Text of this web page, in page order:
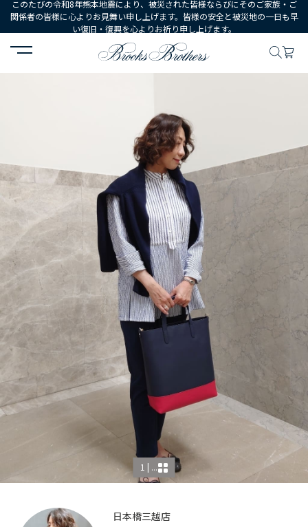
このたびの令和8年熊本地震により、被災された皆様ならびにそのご家族・ご
関係者の皆様に心よりお見舞い申し上げます。皆様の安全と被災地の一日も早
い復旧・復興を心よりお祈り申し上げます。
HOME コーディネート コーディネート詳細
1 | ...
日本橋三越店